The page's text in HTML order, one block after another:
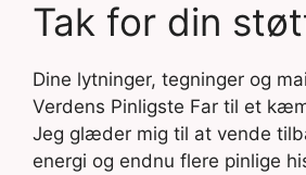
Tak for din
Dine lytninger, tegninger og
Verdens Pinligste Far til et
Jeg glæder mig til at vende
energi og endnu flere pinlige